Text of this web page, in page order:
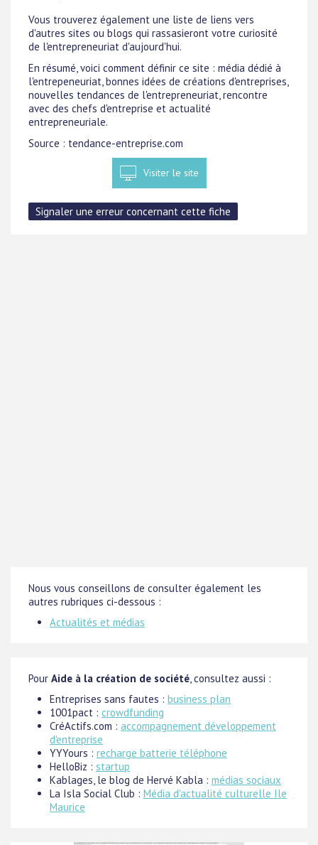
Vous trouverez également une liste de liens vers
d'autres sites ou blogs qui rassasieront votre curiosité
de l'entrepreneuriat d'aujourd'hui.
En résumé, voici comment définir ce site : média dédié à
l'entrepeneuriat, bonnes idées de créations d'entreprises,
nouvelles tendances de l'entrepreneuriat, rencontre
avec des chefs d'entreprise et actualité
entrepreneuriale.
Source : tendance-entreprise.com
Visiter le site
Nous vous conseillons de consulter également les
autres rubriques ci-dessous :
Actualités et médias
Pour Aide à la création de société, consultez aussi :
Entreprises sans fautes : business plan
1001pact : crowdfunding
CréActifs.com : accompagnement développement
d'entreprise
YYYours : recharge batterie téléphone
HelloBiz : startup
Kablages, le blog de Hervé Kabla : médias sociaux
La Isla Social Club : Média d'actualité culturelle Ile
Maurice